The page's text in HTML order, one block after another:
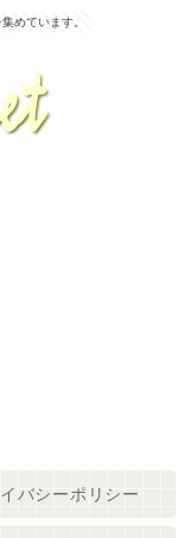
めています。
バシーポリシー